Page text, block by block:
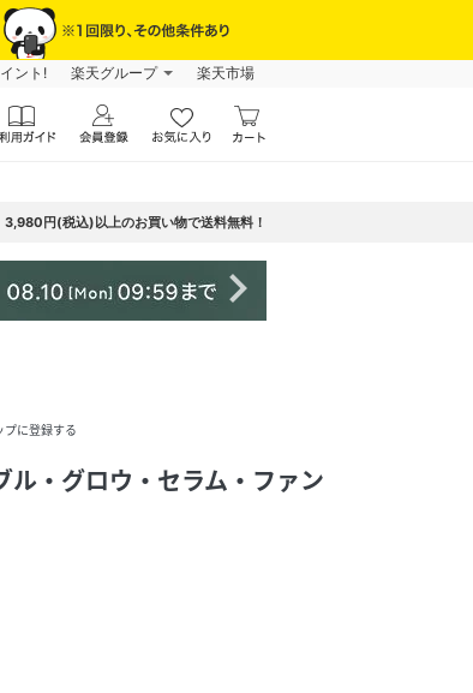
ント! 楽天グループ 楽天市場
3,980円(税込)以上のお買い物で送料無料！
navigate_next
プに登録する
ル・グロウ・セラム・ファン